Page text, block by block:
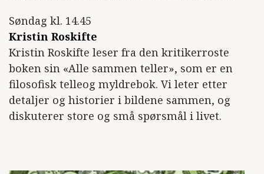
Søndag kl. 14.45
Kristin Roskifte
Kristin Roskifte leser fra den kritikerroste
boken sin «Alle sammen teller», som er en
filosofisk telleog myldrebok. Vi leter etter
detaljer og historier i bildene sammen, og
diskuterer store og små spørsmål i livet.